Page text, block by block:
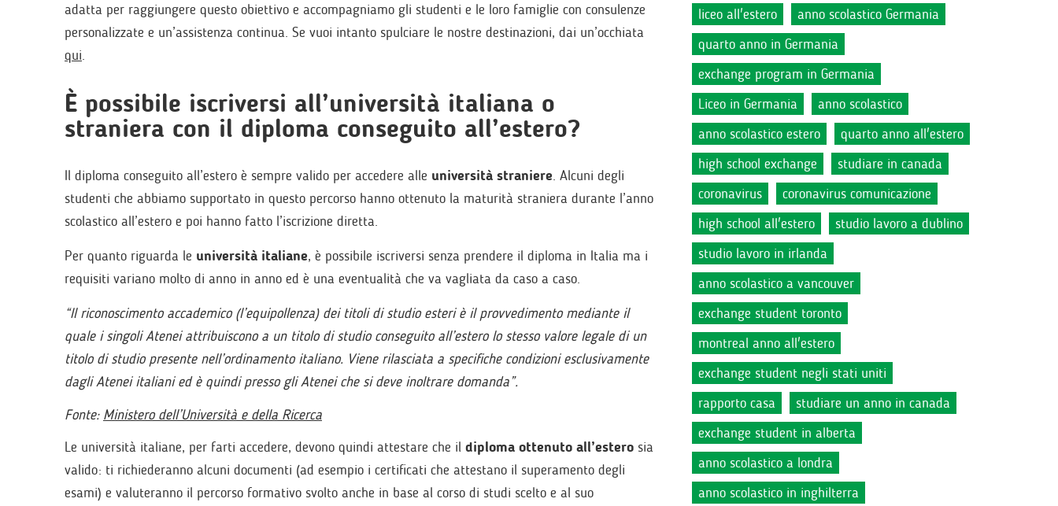
adatta per raggiungere questo obiettivo e accompagniamo gli studenti e le loro famiglie con consulenze
personalizzate e un’assistenza continua. Se vuoi intanto spulciare le nostre destinazioni, dai un’occhiata
qui.
È possibile iscriversi all’università italiana o
straniera con il diploma conseguito all’estero?
Il diploma conseguito all’estero è sempre valido per accedere alle università straniere. Alcuni degli
studenti che abbiamo supportato in questo percorso hanno ottenuto la maturità straniera durante l’anno
scolastico all’estero e poi hanno fatto l’iscrizione diretta.
Per quanto riguarda le università italiane, è possibile iscriversi senza prendere il diploma in Italia ma i
requisiti variano molto di anno in anno ed è una eventualità che va vagliata da caso a caso.
“Il riconoscimento accademico (l’equipollenza) dei titoli di studio esteri è il provvedimento mediante il
quale i singoli Atenei attribuiscono a un titolo di studio conseguito all’estero lo stesso valore legale di un
titolo di studio presente nell’ordinamento italiano. Viene rilasciata a specifiche condizioni esclusivamente
dagli Atenei italiani ed è quindi presso gli Atenei che si deve inoltrare domanda”.
Fonte: Ministero dell’Università e della Ricerca
Le università italiane, per farti accedere, devono quindi attestare che il diploma ottenuto all’estero sia
valido: ti richiederanno alcuni documenti (ad esempio i certificati che attestano il superamento degli
esami) e valuteranno il percorso formativo svolto anche in base al corso di studi scelto e al suo
liceo all'estero
anno scolastico Germania
quarto anno in Germania
exchange program in Germania
Liceo in Germania
anno scolastico
anno scolastico estero
quarto anno all'estero
high school exchange
studiare in canada
coronavirus
coronavirus comunicazione
high school all'estero
studio lavoro a dublino
studio lavoro in irlanda
anno scolastico a vancouver
exchange student toronto
montreal anno all'estero
exchange student negli stati uniti
rapporto casa
studiare un anno in canada
exchange student in alberta
anno scolastico a londra
anno scolastico in inghilterra